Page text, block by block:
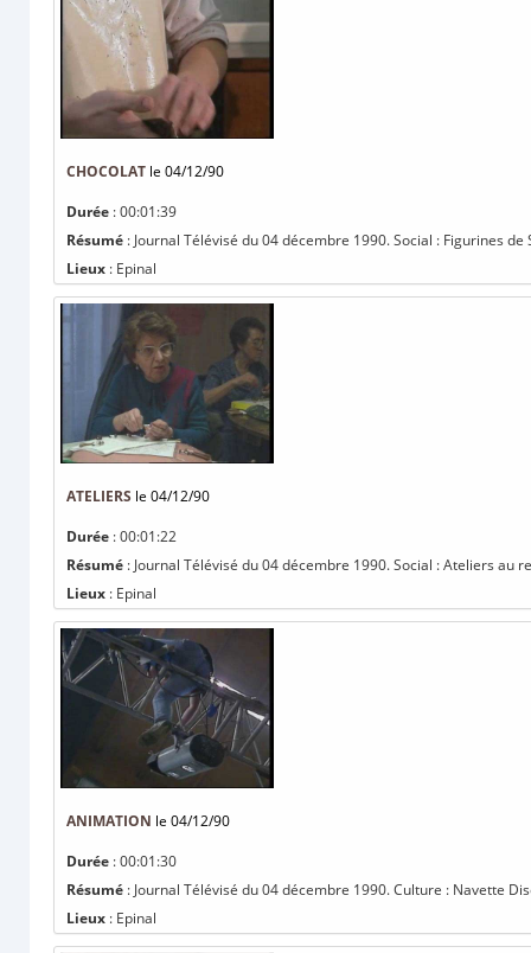
CHOCOLAT le 04/12/90
Durée : 00:01:39
Résumé : Journal Télévisé du 04 décembre 1990. Social : Figurines de
Lieux : Epinal
ATELIERS le 04/12/90
Durée : 00:01:22
Résumé : Journal Télévisé du 04 décembre 1990. Social : Ateliers au
Lieux : Epinal
ANIMATION le 04/12/90
Durée : 00:01:30
Résumé : Journal Télévisé du 04 décembre 1990. Culture : Navette
Lieux : Epinal